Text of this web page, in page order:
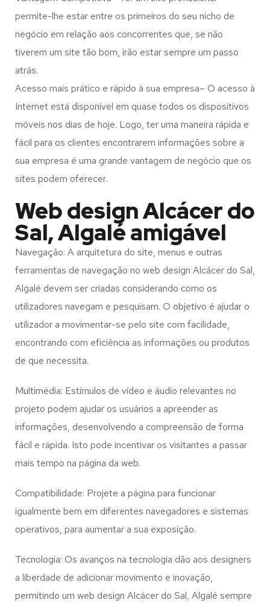
permite-lhe estar entre os primeiros do seu nicho de
negócio em relação aos concorrentes que, se não
tiverem um site tão bom, irão estar sempre um passo
atrás.
Acesso mais prático e rápido à sua empresa– O acesso à
Internet está disponível em quase todos os dispositivos
móveis nos dias de hoje. Logo, ter uma maneira rápida e
fácil para os clientes encontrarem informações sobre a
sua empresa é uma grande vantagem de negócio que os
sites podem oferecer.
Web design Alcácer do
Sal, Algalé amigável
Navegação: A arquitetura do site, menus e outras
ferramentas de navegação no web design Alcácer do Sal,
Algalé devem ser criadas considerando como os
utilizadores navegam e pesquisam. O objetivo é ajudar o
utilizador a movimentar-se pelo site com facilidade,
encontrando com eficiência as informações ou produtos
de que necessita.
Multimédia: Estímulos de vídeo e áudio relevantes no
projeto podem ajudar os usuários a apreender as
informações, desenvolvendo a compreensão de forma
fácil e rápida. Isto pode incentivar os visitantes a passar
mais tempo na página da web.
Compatibilidade: Projete a página para funcionar
igualmente bem em diferentes navegadores e sistemas
operativos, para aumentar a sua exposição.
Tecnologia: Os avanços na tecnologia dão aos designers
a liberdade de adicionar movimento e inovação,
permitindo um web design Alcácer do Sal, Algalé sempre